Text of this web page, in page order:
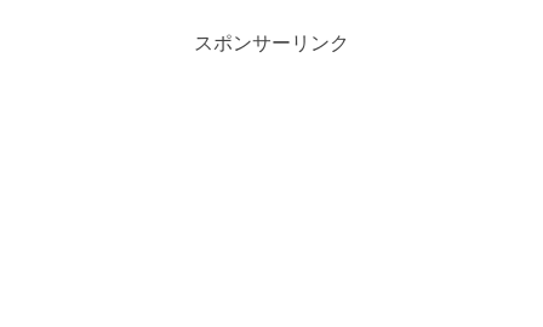
スポンサーリンク